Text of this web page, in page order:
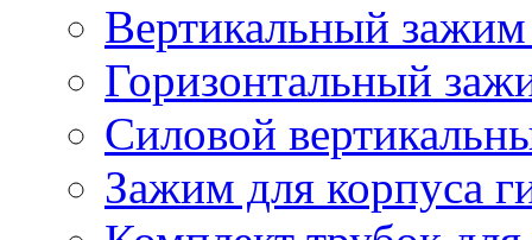
Вертикальный зажим
Горизонтальный
Силовой
Зажим для корпуса